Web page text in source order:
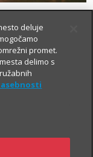
deluje
promet.
delimo s